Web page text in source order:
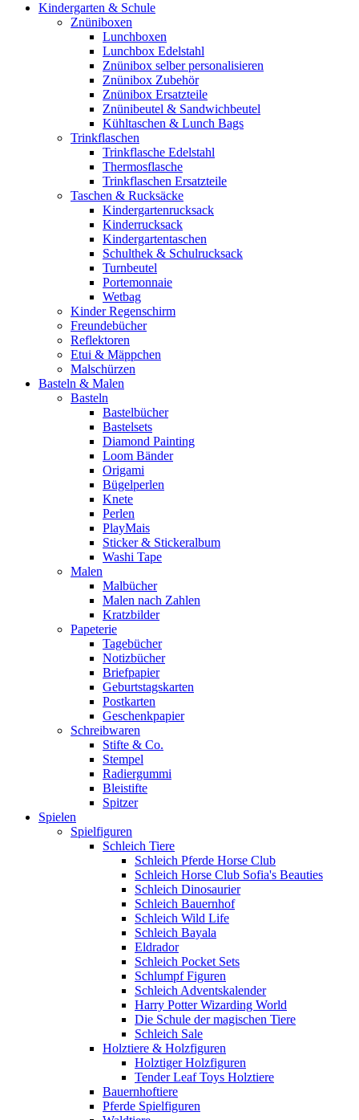
Kindergarten & Schule
Znüniboxen
Lunchboxen
Lunchbox Edelstahl
Znünibox selber personalisieren
Znünibox Zubehör
Znünibox Ersatzteile
Znünibeutel & Sandwichbeutel
Kühltaschen & Lunch Bags
Trinkflaschen
Trinkflasche Edelstahl
Thermosflasche
Trinkflaschen Ersatzteile
Taschen & Rucksäcke
Kindergartenrucksack
Kinderrucksack
Kindergartentaschen
Schulthek & Schulrucksack
Turnbeutel
Portemonnaie
Wetbag
Kinder Regenschirm
Freundebücher
Reflektoren
Etui & Mäppchen
Malschürzen
Basteln & Malen
Basteln
Bastelbücher
Bastelsets
Diamond Painting
Loom Bänder
Origami
Bügelperlen
Knete
Perlen
PlayMais
Sticker & Stickeralbum
Washi Tape
Malen
Malbücher
Malen nach Zahlen
Kratzbilder
Papeterie
Tagebücher
Notizbücher
Briefpapier
Geburtstagskarten
Postkarten
Geschenkpapier
Schreibwaren
Stifte & Co.
Stempel
Radiergummi
Bleistifte
Spitzer
Spielen
Spielfiguren
Schleich Tiere
Schleich Pferde Horse Club
Schleich Horse Club Sofia's Beauties
Schleich Dinosaurier
Schleich Bauernhof
Schleich Wild Life
Schleich Bayala
Eldrador
Schleich Pocket Sets
Schlumpf Figuren
Schleich Adventskalender
Harry Potter Wizarding World
Die Schule der magischen Tiere
Schleich Sale
Holztiere & Holzfiguren
Holztiger Holzfiguren
Tender Leaf Toys Holztiere
Bauernhoftiere
Pferde Spielfiguren